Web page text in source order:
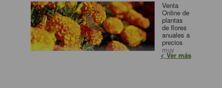
Venta
Online de
plantas
de flores
anuales a
precios
muy
competitivos. Envío Rápido, pago seguro. Compra las
Ver más